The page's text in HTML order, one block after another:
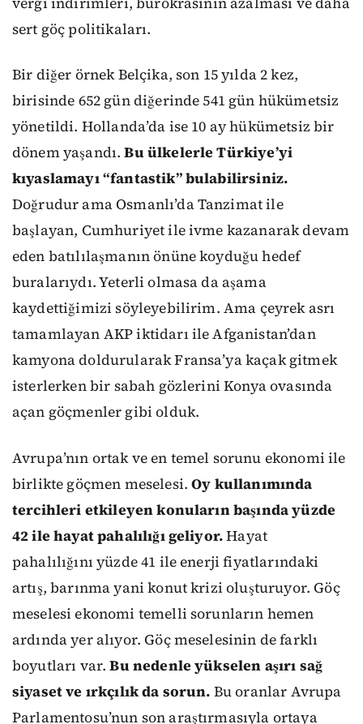
sert göç politikaları.
Bir diğer örnek Belçika, son 15 yılda 2 kez,
birisinde 652 gün diğerinde 541 gün hükümetsiz
yönetildi. Hollanda’da ise 10 ay hükümetsiz bir
dönem yaşandı.Bu ülkelerle Türkiye’yi
kıyaslamayı “fantastik” bulabilirsiniz.
Doğrudur ama Osmanlı’da Tanzimat ile
başlayan, Cumhuriyet ile ivme kazanarak devam
eden batılılaşmanın önüne koyduğu hedef
buralarıydı. Yeterli olmasa da aşama
kaydettiğimizi söyleyebilirim. Ama çeyrek asrı
tamamlayan AKP iktidarı ile Afganistan’dan
kamyona doldurularak Fransa’ya kaçak gitmek
isterlerken bir sabah gözlerini Konya ovasında
açan göçmenler gibi olduk.
Avrupa’nın ortak ve en temel sorunu ekonomi ile
birlikte göçmen meselesi.Oy kullanımında
tercihleri etkileyen konuların başında yüzde
42 ile hayat pahalılığı geliyor.Hayat
pahalılığını yüzde 41 ile enerji fiyatlarındaki
artış, barınma yani konut krizi oluşturuyor. Göç
meselesi ekonomi temelli sorunların hemen
ardında yer alıyor. Göç meselesinin de farklı
boyutları var.Bu nedenle yükselen aşırı sağ
siyaset ve ırkçılık da sorun. Bu oranlar Avrupa
Parlamentosu’nun son araştırmasıyla ortaya